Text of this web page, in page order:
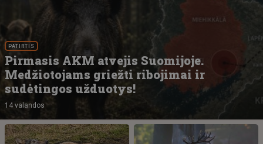
PATIRTIS
Pirmasis AKM atvejis Suomijoje.
Medžiotojams griežti ribojimai ir
sudėtingos užduotys!
14 valandos